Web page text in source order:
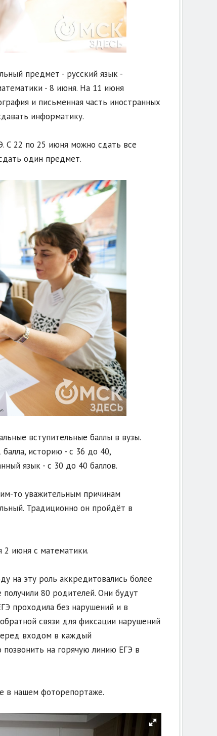
предмет - русский язык -
- 8 июня. На 11 июня
и письменная часть иностранных
информатику.
С 22 по 25 июня можно сдать все
один предмет.
вступительные баллы в вузы.
историю - с 36 до 40,
язык - с 30 до 40 баллов.
то уважительным причинам
Традиционно он пройдёт в
2 июня с математики.
на эту роль аккредитовались более
80 родителей. Они будут
проходила без нарушений и в
связи для фиксации нарушений
входом в каждый
на горячую линию ЕГЭ в
в нашем фоторепортаже.